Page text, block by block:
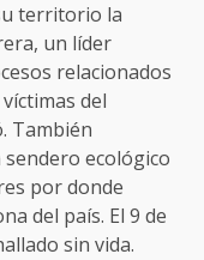
territorio la
un líder
relacionados
del
También
ecológico
por donde
del país. El 9 de
sin vida.